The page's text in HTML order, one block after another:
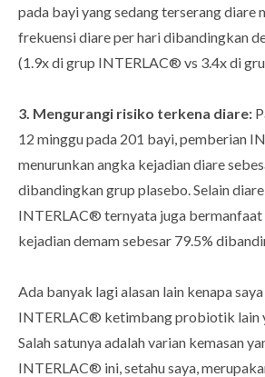
pada bayi yang sedang terserang diare
frekuensi diare per hari dibandingkan
(1.9x di grup INTERLAC® vs 3.4x di
3. Mengurangi risiko terkena diare:
12 minggu pada 201 bayi, pemberian
menurunkan angka kejadian diare
dibandingkan grup plasebo. Selain
INTERLAC® ternyata juga bermanfaat
kejadian demam sebesar 79.5%
Ada banyak lagi alasan lain kenapa
INTERLAC® ketimbang probiotik lain
Salah satunya adalah varian kemasan
INTERLAC® ini, setahu saya,